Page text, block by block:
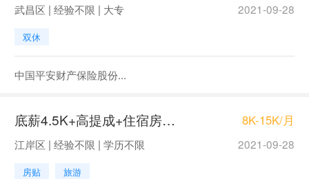
武昌区 | 经验不限 | 大专 2021-09-28
双休
中国平安财产保险股份...
底薪4.5K+高提成+住宿房产销售 8K-15K/月
江岸区 | 经验不限 | 学历不限 2021-09-28
房贴 旅游